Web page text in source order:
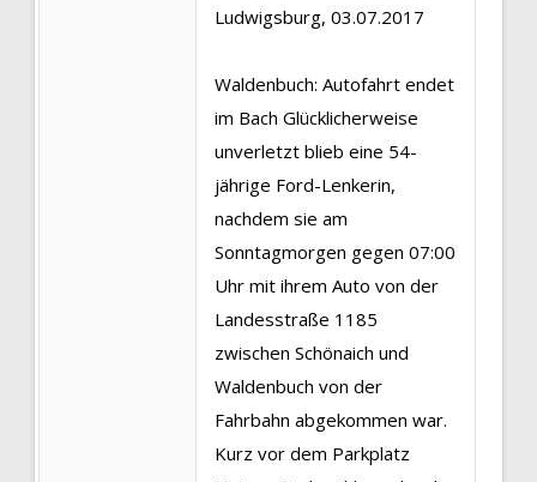
Ludwigsburg, 03.07.2017
Waldenbuch: Autofahrt endet
im Bach Glücklicherweise
unverletzt blieb eine 54-
jährige Ford-Lenkerin,
nachdem sie am
Sonntagmorgen gegen 07:00
Uhr mit ihrem Auto von der
Landesstraße 1185
zwischen Schönaich und
Waldenbuch von der
Fahrbahn abgekommen war.
Kurz vor dem Parkplatz